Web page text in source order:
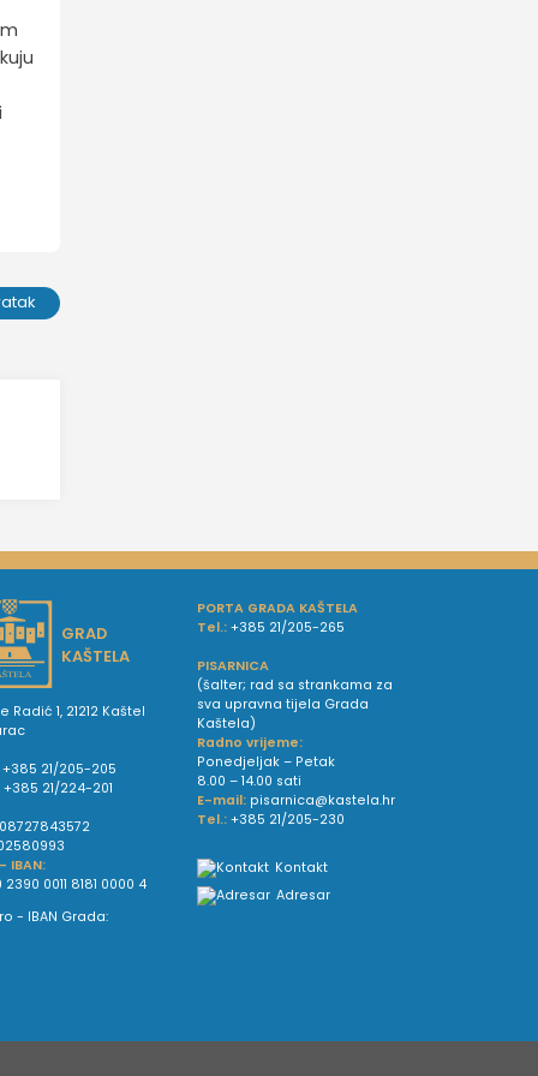
GRAD
KAŠTELA
Radić 1, 21212 Kaštel
+385 21/205-205
+385 21/224-201
08727843572
IBAN:
2390 0011 8181 0000 4
PORTA GRADA KAŠTELA
Tel.: +385 21/205-265
PISARNICA
(šalter; rad sa strankama za
sva upravna tijela Grada
Kaštela)
Radno vrijeme:
Ponedjeljak – Petak
8.00 – 14.00 sati
E-mail: pisarnica@kastela.hr
Tel.: +385 21/205-230
Kontakt
Adresar